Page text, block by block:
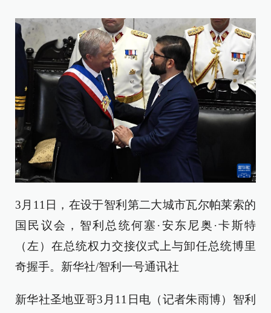
3月11日，在设于智利第二大城市瓦尔帕莱索的
国民议会，智利总统何塞·安东尼奥·卡斯特
（左）在总统权力交接仪式上与卸任总统博里
奇握手。新华社/智利一号通讯社
新华社圣地亚哥3月11日电（记者朱雨博）智利